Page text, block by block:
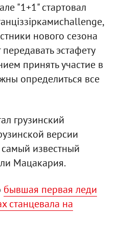
"1+1" стартовал
нового сезона
эстафету
принять участие в
определиться все
грузинский
версии
известный
Мацакария.
бывшая первая леди
станцевала на